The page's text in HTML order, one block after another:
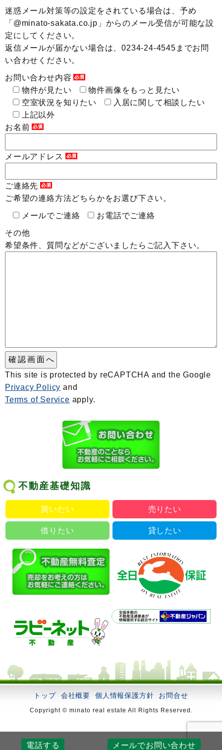
迷惑メール対策等の設定をされている場合は、予め
「@minato-sakata.co.jp」からのメール受信が可能な設
定にしてください。
返信メールが届かない場合は、0234-24-4545までお問
い合わせください。
お問い合わせ内容
物件が見たい
物件画像をもっと見たい
空室状況を知りたい
入居に関して相談したい
上記以外
お名前
メールアドレス
ご連絡先
ご希望の連絡方法どちらかをお選び下さい。
メールでご連絡 お電話でご連絡
その他
希望条件、質問などがございましたらご記入下さい。
This site is protected by reCAPTCHA and the Google
Privacy Policy and
Terms of Service apply.
不動産基礎知識
買いたい 売りたい
借りたい 貸したい
トップ 会社概要 個人情報保護方針 お問合せ
Copyright © minato real estate All Rights Reserved.
電話する メールでお問い合わせ